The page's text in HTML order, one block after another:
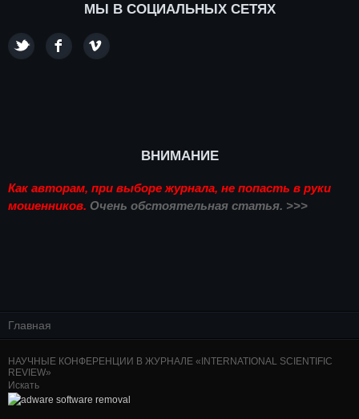
МЫ В СОЦИАЛЬНЫХ СЕТЯХ
ВНИМАНИЕ
Как авторам, при выборе журнала, не попасть в руки
мошенников. Очень обстоятельная статья. >>>
Главная
НАУЧНЫЕ КОНФЕРЕНЦИИ В ЖУРНАЛЕ «INTERNATIONAL SCIENTIFIC
REVIEW»
Искать